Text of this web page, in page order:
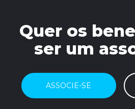
Quer os
ser um
ASSOCIE-SE